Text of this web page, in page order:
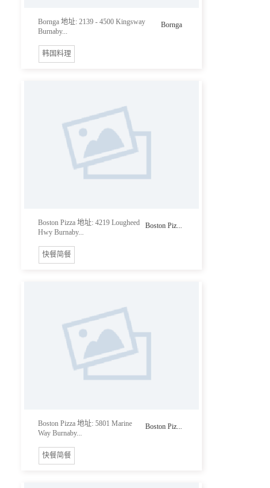
Bornga
Bornga 地址: 2139 - 4500 Kingsway
Burnaby...
韩国料理
Boston Piz...
Boston Pizza 地址: 4219 Lougheed
Hwy Burnaby...
快餐简餐
Boston Piz...
Boston Pizza 地址: 5801 Marine
Way Burnaby...
快餐简餐